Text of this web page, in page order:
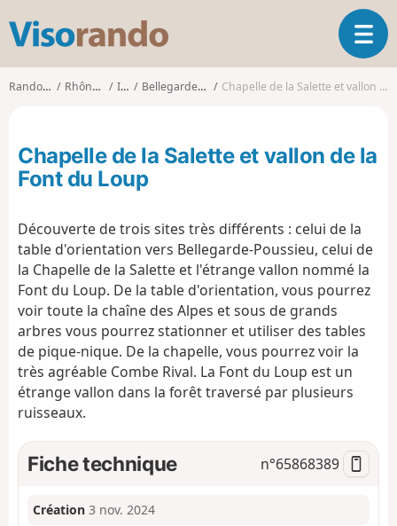
s
o
d
O
u
l
i
g
a
o
Randonnées Rhône-Alpes Isère Bellegarde-Poussieu Chapelle de la Salette et vallon de la Font du Loup
Chapelle de la Salette et vallon de la
Font du Loup
Découverte de trois sites très différents : celui de la
table d'orientation vers Bellegarde-Poussieu, celui de
la Chapelle de la Salette et l'étrange vallon nommé la
Font du Loup. De la table d'orientation, vous pourrez
voir toute la chaîne des Alpes et sous de grands
arbres vous pourrez stationner et utiliser des tables
de pique-nique. De la chapelle, vous pourrez voir la
très agréable Combe Rival. La Font du Loup est un
étrange vallon dans la forêt traversé par plusieurs
ruisseaux.
Fiche technique n°65868389
Création 3 nov. 2024